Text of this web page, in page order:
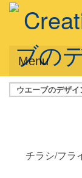
Menu
サービス概要
デザインプ
フルデ
ウエーブのデザ
チラシ/フラ